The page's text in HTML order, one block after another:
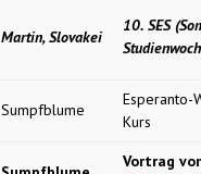
Martin, Slovakei
10. SES
Sumpfblume
Esperanto-
Kurs
Vortrag